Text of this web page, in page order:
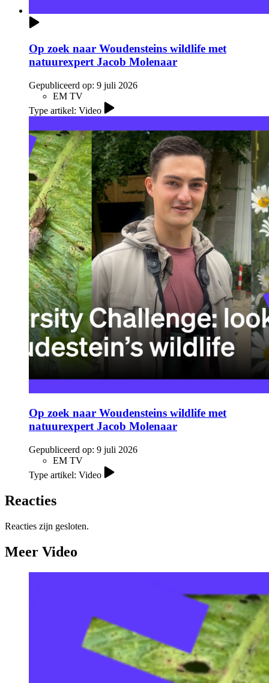
Op zoek naar Woudensteins wildlife met
natuurexpert Jacob Molenaar
Gepubliceerd op: 9 juli 2026
EM TV
Type artikel: Video
Op zoek naar Woudensteins wildlife met
natuurexpert Jacob Molenaar
Gepubliceerd op: 9 juli 2026
EM TV
Type artikel: Video
Reacties
Reacties zijn gesloten.
Meer Video